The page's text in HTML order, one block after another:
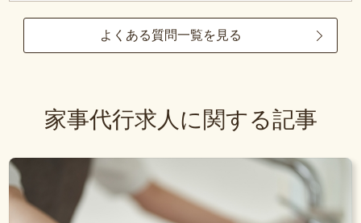
よくある質問一覧を見る
家事代行求人に関する記事